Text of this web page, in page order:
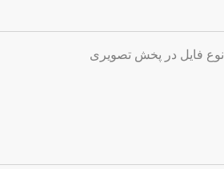
نوع فایل در پخش تصویری